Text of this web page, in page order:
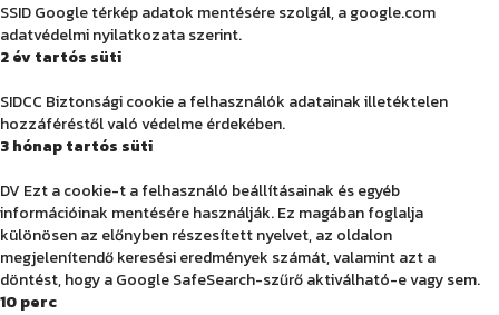
SSID Google térkép adatok mentésére szolgál, a google.com
adatvédelmi nyilatkozata szerint.
2 év tartós süti
SIDCC Biztonsági cookie a felhasználók adatainak illetéktelen
hozzáféréstől való védelme érdekében.
3 hónap tartós süti
DV Ezt a cookie-t a felhasználó beállításainak és egyéb
információinak mentésére használják. Ez magában foglalja
különösen az előnyben részesített nyelvet, az oldalon
megjelenítendő keresési eredmények számát, valamint azt a
döntést, hogy a Google SafeSearch-szűrő aktiválható-e vagy sem.
10 perc